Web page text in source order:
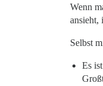
Wenn
ansieht,
Selbst
Es